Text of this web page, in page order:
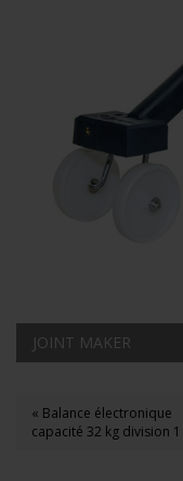
JOINT MAKER
« Balance électronique
capacité 32 kg division